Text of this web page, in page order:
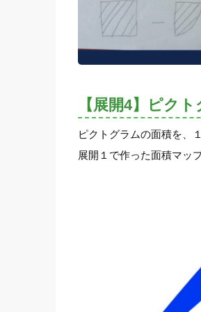
【展開4】ピク
ピクトグラムの面積を、
展開１で作った面積マッ